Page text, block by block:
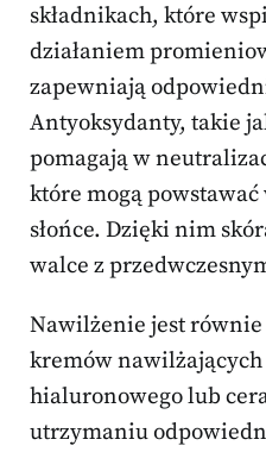
składnikach, które
działaniem
zapewniają
Antyoksydanty, takie
pomagają w
które mogą
słońce. Dzięki nim
walce z
Nawilżenie jest równie
kremów
hialuronowego lub
utrzymaniu